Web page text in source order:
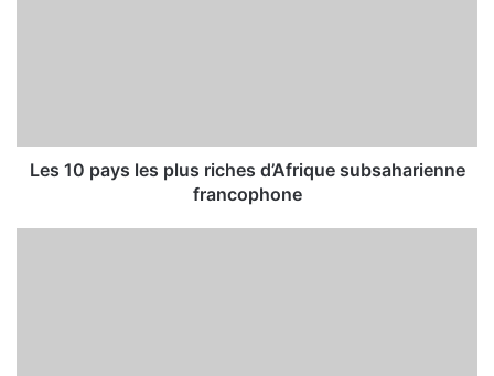
Les 10 pays les plus riches d’Afrique subsaharienne
francophone